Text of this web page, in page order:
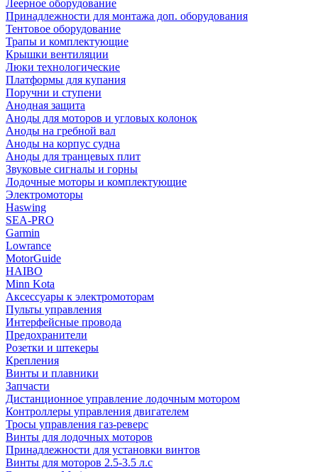
Леерное оборудование
Принадлежности для монтажа доп. оборудования
Тентовое оборудование
Трапы и комплектующие
Крышки вентиляции
Люки технологические
Платформы для купания
Поручни и ступени
Анодная защита
Аноды для моторов и угловых колонок
Аноды на гребной вал
Аноды на корпус судна
Аноды для транцевых плит
Звуковые сигналы и горны
Лодочные моторы и комплектующие
Электромоторы
Haswing
SEA-PRO
Garmin
Lowrance
MotorGuide
HAIBO
Minn Kota
Аксессуары к электромоторам
Пульты управления
Интерфейсные провода
Предохранители
Розетки и штекеры
Крепления
Винты и плавники
Запчасти
Дистанционное управление лодочным мотором
Контроллеры управления двигателем
Тросы управления газ-реверс
Винты для лодочных моторов
Принадлежности для установки винтов
Винты для моторов 2.5-3.5 л.с